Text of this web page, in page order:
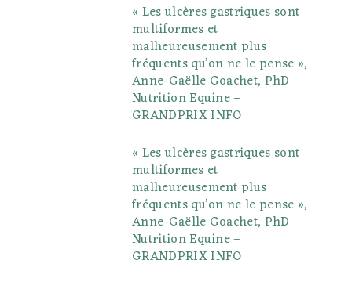
e
P
l
s
g
r
a
m
r
e
s
r
« Les ulcères gastriques sont
multiformes et
malheureusement plus
fréquents qu’on ne le pense »,
Anne-Gaëlle Goachet, PhD
Nutrition Equine –
GRANDPRIX INFO
« Les ulcères gastriques sont
multiformes et
malheureusement plus
fréquents qu’on ne le pense »,
Anne-Gaëlle Goachet, PhD
Nutrition Equine –
GRANDPRIX INFO